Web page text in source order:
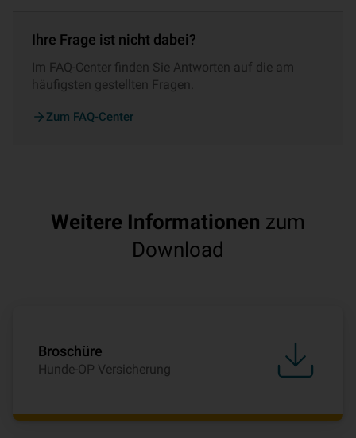
Ihre Frage ist nicht dabei?
Im FAQ-Center finden Sie Antworten auf die am
häufigsten gestellten Fragen.
Zum FAQ-Center
Weitere Informationen zum
Download
Broschüre
Hunde-OP Versicherung